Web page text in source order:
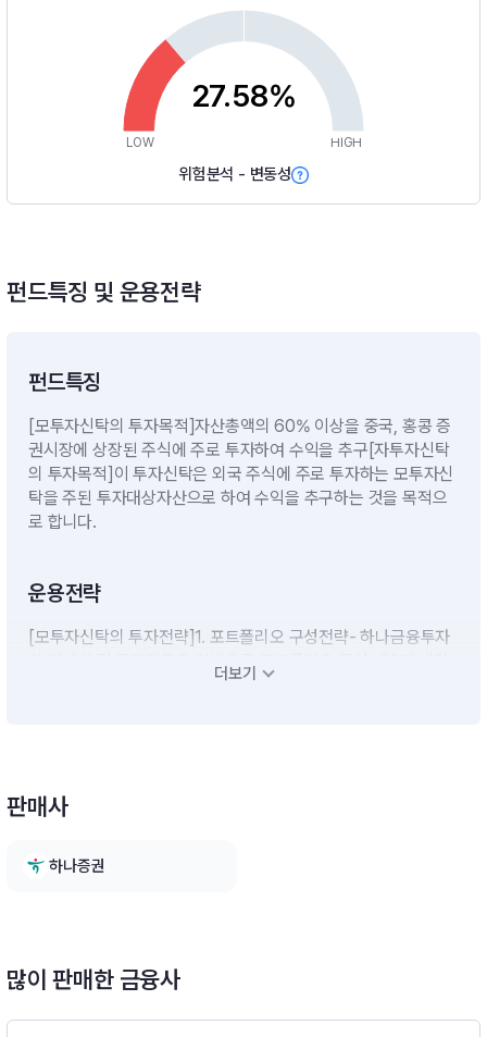
27.58%
LOW HIGH
위험분석 - 변동성
펀드특징 및 운용전략
펀드특징
[모투자신탁의 투자목적]자산총액의 60% 이상을 중국, 홍콩 증
권시장에 상장된 주식에 주로 투자하여 수익을 추구[자투자신탁
의 투자목적]이 투자신탁은 외국 주식에 주로 투자하는 모투자신
탁을 주된 투자대상자산으로 하여 수익을 추구하는 것을 목적으
로 합니다.
운용전략
[모투자신탁의 투자전략]1. 포트폴리오 구성전략- 하나금융투자
의 리서치 및 투자자문을 기반으로 포트폴리오 구성- 20개 내외
종목의 압축투자전략 실행- 편입종목의 펀더멘탈 변화 시 자문서
0% + Call 금리 10%[자투자신탁의 투자전략]이 투자신탁은 외
상을 투자하여 수익을 추구합니다.※ 비교지수 : MSCI CHINA *
90% + CALL 금리 10%
더보기
판매사
하나증권
많이 판매한 금융사